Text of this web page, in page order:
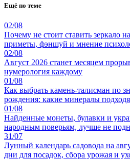
Ещё по теме
02/08
Почему не стоит ставить зеркало
приметы, фэншуй и мнение
02/08
Август 2026 станет месяцем
нумерология каждому
01/08
Как выбрать камень-талисман по
рождения: какие минералы
01/08
Найденные монеты, булавки и
народным поверьям, лучше не
31/07
Лунный календарь садовода на
дни для посадок, сбора урожая и